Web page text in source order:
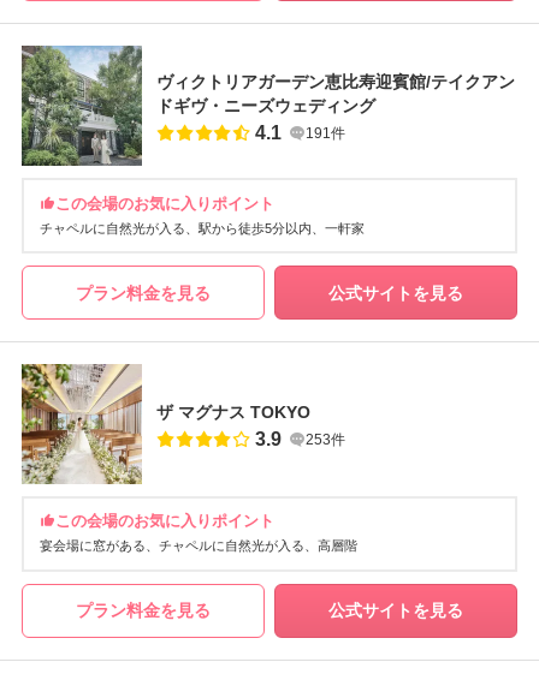
ヴィクトリアガーデン恵比寿迎賓館/テイクアン
ドギヴ・ニーズウェディング
4.1 191件
この会場のお気に入りポイント
チャペルに自然光が入る 駅から徒歩5分以内 一軒家
プラン料金を見る 公式サイトを見る
ザ マグナス TOKYO
3.9 253件
この会場のお気に入りポイント
宴会場に窓がある チャペルに自然光が入る 高層階
プラン料金を見る 公式サイトを見る